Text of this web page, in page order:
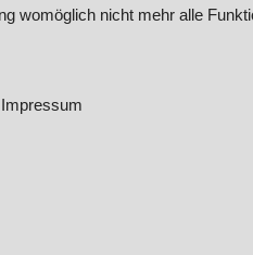
womöglich nicht mehr alle
Impressum